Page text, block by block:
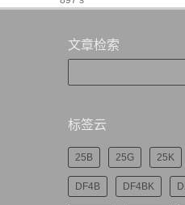
文章检索
标签云
25B 25G 25K
DF4B DF4BK